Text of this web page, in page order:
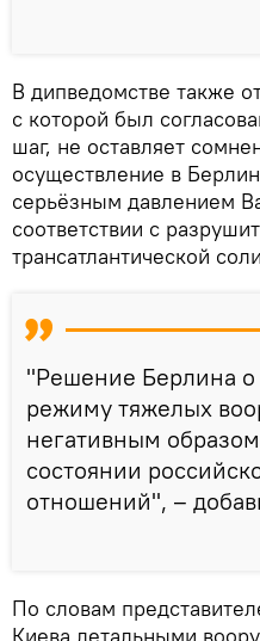
В дипведомстве также
с которой был
шаг, не оставляет
осуществление в
серьёзным давлением
соответствии с
трансатлантической
"Решение Берлина о
режиму тяжелых
негативным
состоянии
отношений", –
По словам
Киева летальными